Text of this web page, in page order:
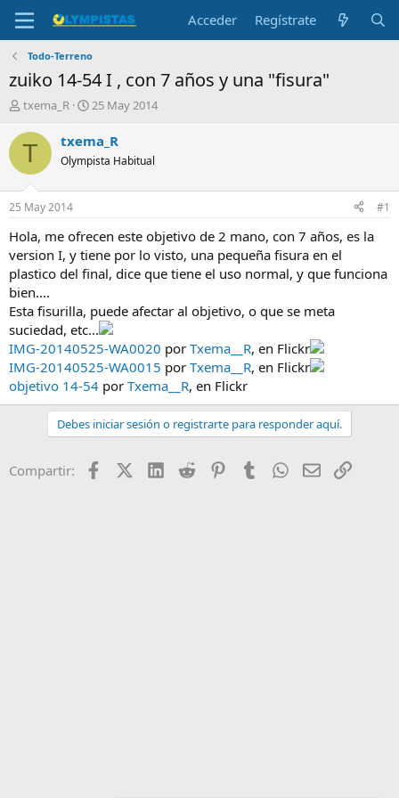
Acceder Regístrate
Todo-Terreno
zuiko 14-54 I , con 7 años y una "fisura"
I
i
a
d
o
r
e
l
t
e
m
a
txema_R
F
c
h
a
i
n
c
i
25 May 2014
T txema_R
Olympista Habitual
25 May 2014 #1
Hola, me ofrecen este objetivo de 2 mano, con 7 años, es la
version I, y tiene por lo visto, una pequeña fisura en el
plastico del final, dice que tiene el uso normal, y que funciona
bien....
Esta fisurilla, puede afectar al objetivo, o que se meta
suciedad, etc...
IMG-20140525-WA0020 por Txema__R, en Flickr
IMG-20140525-WA0015 por Txema__R, en Flickr
objetivo 14-54 por Txema__R, en Flickr
Debes iniciar sesión o registrarte para responder aquí.
Compartir: FacebookX (Twitter)
LinkedIn
Reddit PinterestTumblr WhatsApp
EmailEnlace